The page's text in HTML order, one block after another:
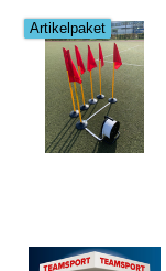
Artikelpaket